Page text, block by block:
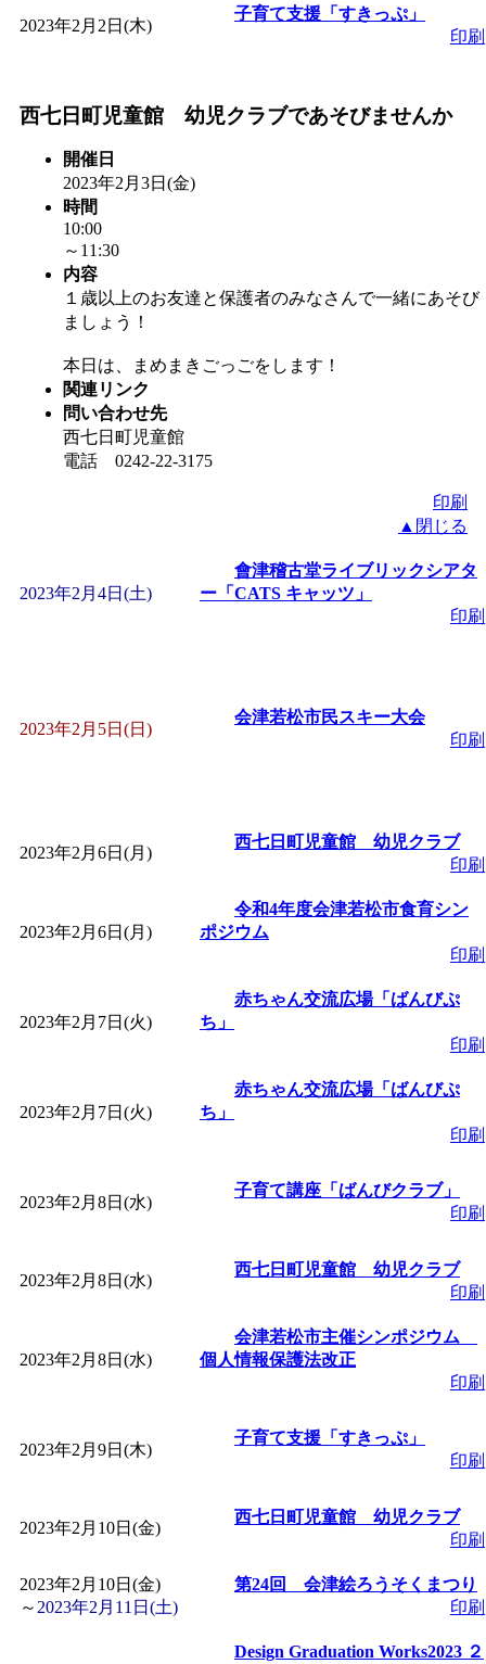
「子育て交流広場「
間：2026/08/10～
「赤ちゃん子育て講
付期間：2026/08/10～
「赤ちゃん子育て講
付期間：2026/08/10～
「まだまだ暑い！コ
レクリエーション
ットせよ！」 受付期
」 受付期間：～
間：2026/08/10～
赤ちゃん交流広場
間：2026/08/10～2026/
みなづる号乗車体
」
「堂島地区歴史ウオ
」 受付期間：～
みなづる号乗車体
de 健康づくり」」 受
「皆鶴姫のこびる塾
「みなづる号乗車体
de 健康づくり」」 受
2023年2月2日(木)
子育て支援「すきっぷ」
印刷
西七日町児童館 幼児クラブであそびませんか
開催日
2023年2月3日(金)
時間
10:00
～11:30
内容
１歳以上のお友達と保護者のみなさんで一緒にあそび
ましょう！
本日は、まめまきごっごをします！
関連リンク
問い合わせ先
西七日町児童館
電話 0242-22-3175
印刷
▲閉じる
2023年2月4日(土)
會津稽古堂ライブリックシアタ
ー「CATS キャッツ」
印刷
2023年2月5日(日)
会津若松市民スキー大会
印刷
2023年2月6日(月)
西七日町児童館 幼児クラブ
印刷
2023年2月6日(月)
令和4年度会津若松市食育シン
ポジウム
印刷
2023年2月7日(火)
赤ちゃん交流広場「ばんびぷ
ち」
印刷
2023年2月7日(火)
赤ちゃん交流広場「ばんびぷ
ち」
印刷
2023年2月8日(水)
子育て講座「ばんびクラブ」
印刷
2023年2月8日(水)
西七日町児童館 幼児クラブ
印刷
2023年2月8日(水)
会津若松市主催シンポジウム
個人情報保護法改正
印刷
2023年2月9日(木)
子育て支援「すきっぷ」
印刷
2023年2月10日(金)
西七日町児童館 幼児クラブ
印刷
2023年2月10日(金)
～ 2023年2月11日(土)
第24回 会津絵ろうそくまつり
印刷
Design Graduation Works2023 ２